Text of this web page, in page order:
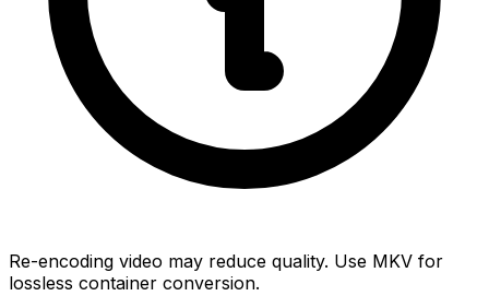
Re-encoding video may reduce quality. Use MKV for
lossless container conversion.